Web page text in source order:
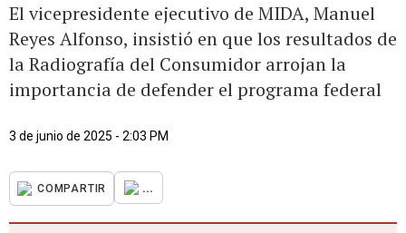
El vicepresidente ejecutivo de MIDA, Manuel
Reyes Alfonso, insistió en que los resultados de
la Radiografía del Consumidor arrojan la
importancia de defender el programa federal
3 de junio de 2025 - 2:03 PM
COMPARTIR ...